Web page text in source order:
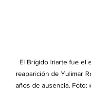
El Brígido Iriarte fue el
reaparición de Yulimar
años de ausencia. Foto: